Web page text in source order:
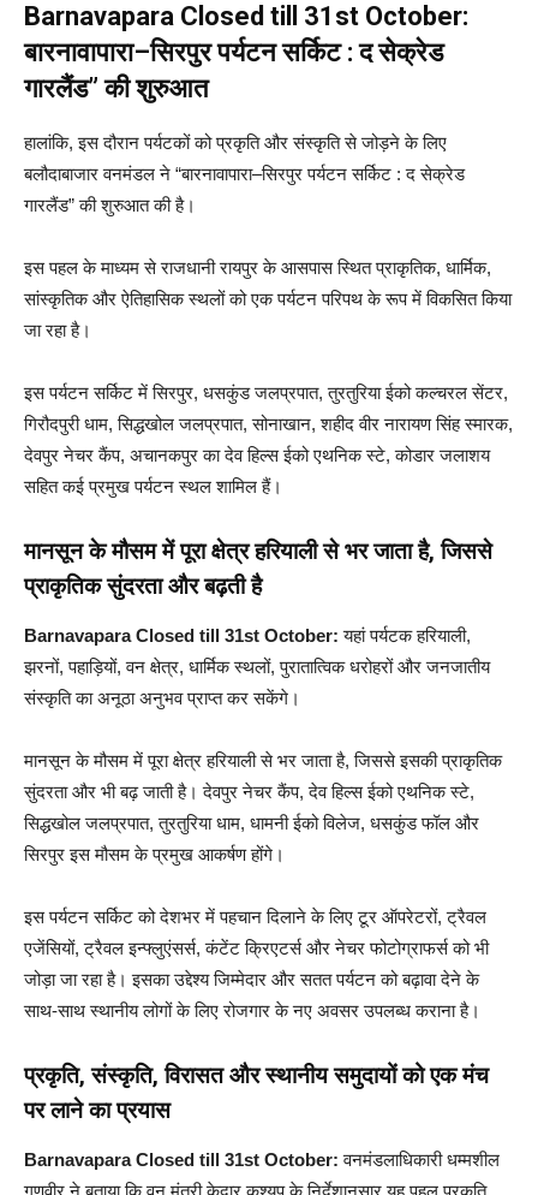
Barnavapara Closed till 31st October:
बारनावापारा–सिरपुर पर्यटन सर्किट : द सेक्रेड
गारलैंड” की शुरुआत
हालांकि, इस दौरान पर्यटकों को प्रकृति और संस्कृति से जोड़ने के लिए
बलौदाबाजार वनमंडल ने “बारनावापारा–सिरपुर पर्यटन सर्किट : द सेक्रेड
गारलैंड” की शुरुआत की है।
इस पहल के माध्यम से राजधानी रायपुर के आसपास स्थित प्राकृतिक, धार्मिक,
सांस्कृतिक और ऐतिहासिक स्थलों को एक पर्यटन परिपथ के रूप में विकसित किया
जा रहा है।
इस पर्यटन सर्किट में सिरपुर, धसकुंड जलप्रपात, तुरतुरिया ईको कल्चरल सेंटर,
गिरौदपुरी धाम, सिद्धखोल जलप्रपात, सोनाखान, शहीद वीर नारायण सिंह स्मारक,
देवपुर नेचर कैंप, अचानकपुर का देव हिल्स ईको एथनिक स्टे, कोडार जलाशय
सहित कई प्रमुख पर्यटन स्थल शामिल हैं।
मानसून के मौसम में पूरा क्षेत्र हरियाली से भर जाता है, जिससे
प्राकृतिक सुंदरता और बढ़तीहै
Barnavapara Closed till 31st October:यहां पर्यटक हरियाली,
झरनों, पहाड़ियों, वन क्षेत्र, धार्मिक स्थलों, पुरातात्विक धरोहरों और जनजातीय
संस्कृति का अनूठा अनुभव प्राप्त कर सकेंगे।
मानसून के मौसम में पूरा क्षेत्र हरियाली से भर जाता है, जिससे इसकी प्राकृतिक
सुंदरता और भी बढ़ जाती है। देवपुर नेचर कैंप, देव हिल्स ईको एथनिक स्टे,
सिद्धखोल जलप्रपात, तुरतुरिया धाम, धामनी ईको विलेज, धसकुंड फॉल और
सिरपुर इस मौसम के प्रमुख आकर्षण होंगे।
इस पर्यटन सर्किट को देशभर में पहचान दिलाने के लिए टूर ऑपरेटरों, ट्रैवल
एजेंसियों, ट्रैवल इन्फ्लुएंसर्स, कंटेंट क्रिएटर्स और नेचर फोटोग्राफर्स को भी
जोड़ा जा रहा है। इसका उद्देश्य जिम्मेदार और सतत पर्यटन को बढ़ावा देने के
साथ-साथ स्थानीय लोगों के लिए रोजगार के नए अवसर उपलब्ध कराना है।
प्रकृति, संस्कृति, विरासत और स्थानीय समुदायों को एक मंच
पर लाने का प्रयास
Barnavapara Closed till 31st October:वनमंडलाधिकारी धम्मशील